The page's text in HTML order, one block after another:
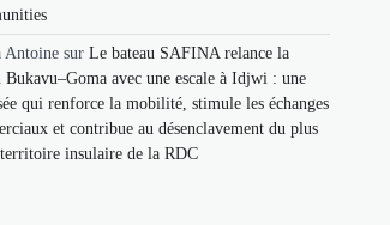
Antoine sur Le bateau SAFINA relance la
Bukavu–Goma avec une escale à Idjwi : une
qui renforce la mobilité, stimule les échanges
et contribue au désenclavement du plus
insulaire de la RDC